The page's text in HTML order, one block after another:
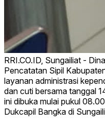
RRI.CO.ID, Sungailiat -
Pencatatan Sipil
layanan administrasi
dan cuti bersama tanggal
ini dibuka mulai pukul
Dukcapil Bangka di